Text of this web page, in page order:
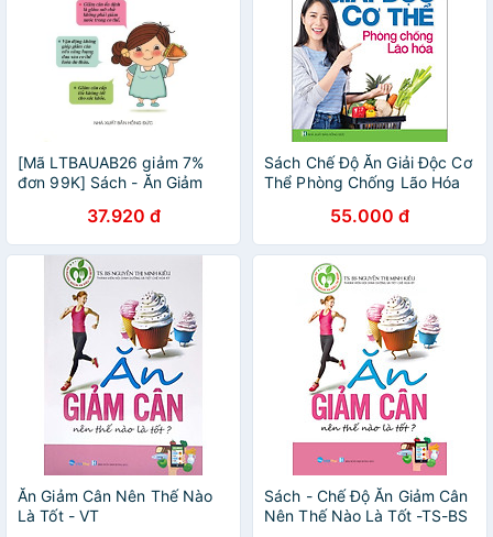
[Mã LTBAUAB26 giảm 7%
đơn 99K] Sách - Ăn Giảm
37.920 đ
Sách Chế Độ Ăn Giải Độc Cơ
Thể Phòng Chống Lão Hóa
55.000 đ
Ăn Giảm Cân Nên Thế Nào
Là Tốt - VT
Sách - Chế Độ Ăn Giảm Cân
Nên Thế Nào Là Tốt -TS-BS